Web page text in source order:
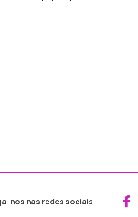
nos nas redes sociais